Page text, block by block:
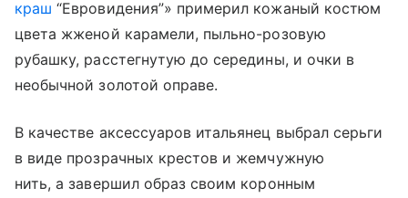
краш “Евровидения”» примерил кожаный костюм
цвета жженой карамели, пыльно-розовую
рубашку, расстегнутую до середины, и очки в
необычной золотой оправе.
В качестве аксессуаров итальянец выбрал серьги
в виде прозрачных крестов и жемчужную
нить, а завершил образ своим коронным